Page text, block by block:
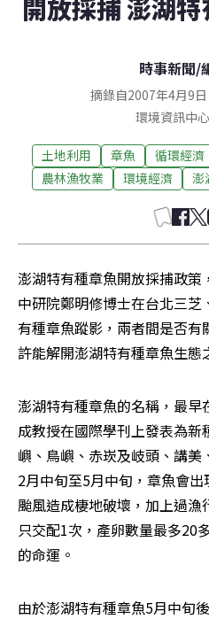
開放採捕 澎湖
時事新聞/
摘錄自2007年4月9
環境資訊中心
土地利用 章魚 循環經濟
農林漁牧業
環境經濟 澎
澎湖特有種章魚開放採捕政
中研院鄭明修博士在台北三
有種章魚蹤影，兩者間是否
許能解開澎湖特有種章魚生態
澎湖特有種章魚的名稱，最
成教授在國際學刊上發表為
嶼、鳥嶼、赤崁及岐頭、講
2月中旬至5月中旬，章魚會
颱風造成棲地破壞，加上過
只交配1次，產卵數量最多20
的命運。
由於澎湖特有種章魚5月中旬